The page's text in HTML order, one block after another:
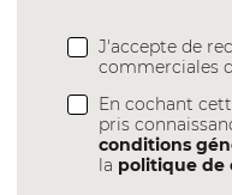
J'accepte de
commerciales
En cochant
pris
conditions
la politique